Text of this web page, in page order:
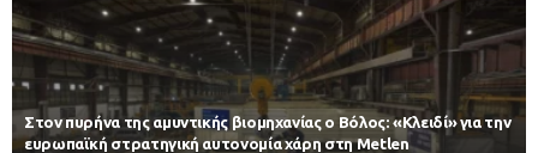
Στον πυρήνα της αμυντικής βιομηχανίας ο Βόλος: «Κλειδί» για την
ευρωπαϊκή στρατηγική αυτονομία χάρη στη Metlen